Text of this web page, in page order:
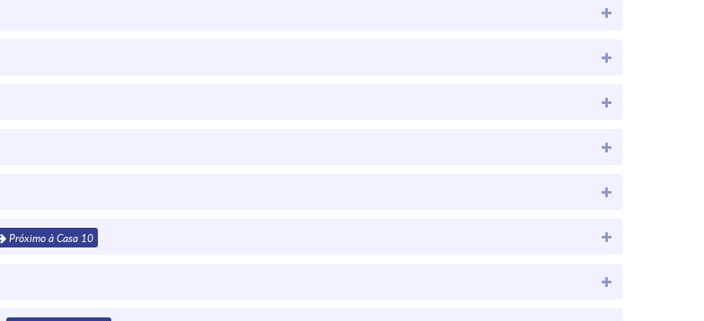
Próximo à Casa 10